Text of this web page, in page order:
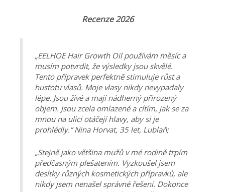
Recenze 2026
„EELHOE Hair Growth Oil používám měsíc a
musím potvrdit, že výsledky jsou skvělé.
Tento přípravek perfektně stimuluje růst a
hustotu vlasů. Moje vlasy nikdy nevypadaly
lépe. Jsou živé a mají nádherný přirozený
objem. Jsou zcela omlazené a cítím, jak se za
mnou na ulici otáčejí hlavy, aby si je
prohlédly.“ Nina Horvat, 35 let, Lublaň;
„Stejně jako většina mužů v mé rodině trpím
předčasným plešatením. Vyzkoušel jsem
desítky různých kosmetických přípravků, ale
nikdy jsem nenašel správné řešení. Dokonce